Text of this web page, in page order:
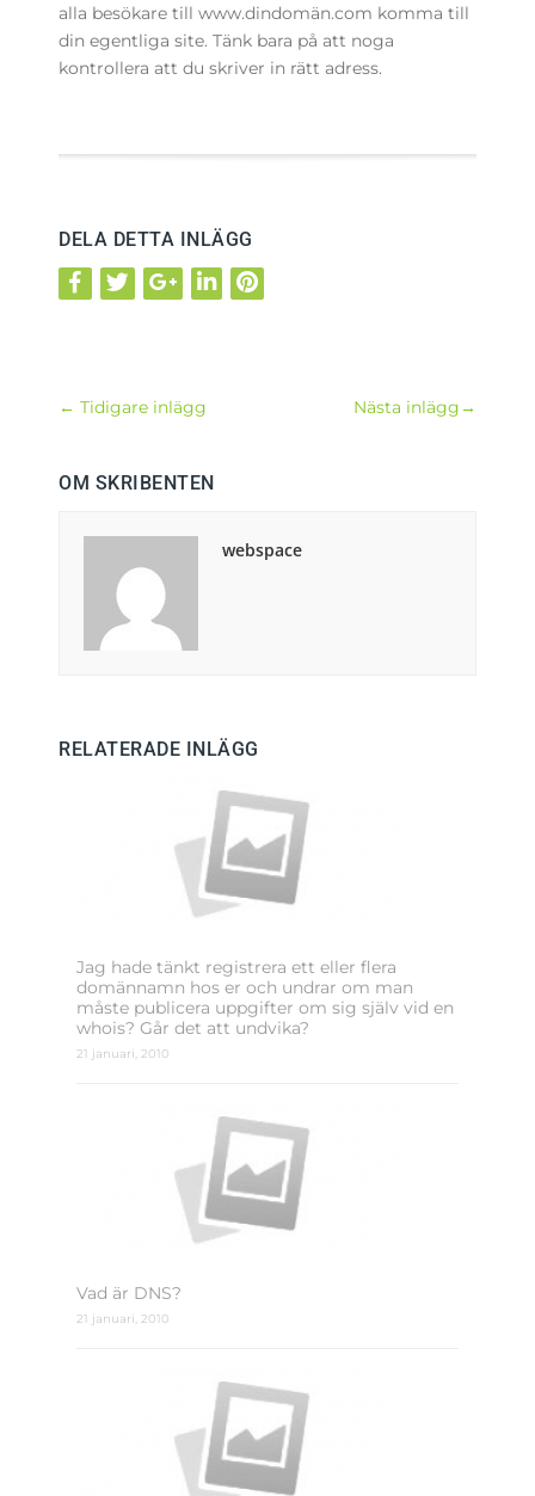
alla besökare till www.dindomän.com komma till
din egentliga site. Tänk bara på att noga
kontrollera att du skriver in rätt adress.
DELA DETTA INLÄGG
← Tidigare inlägg Nästa inlägg→
OM SKRIBENTEN
webspace
RELATERADE INLÄGG
Jag hade tänkt registrera ett eller flera
domännamn hos er och undrar om man
måste publicera uppgifter om sig själv vid en
whois? Går det att undvika?
21 januari, 2010
Vad är DNS?
21 januari, 2010